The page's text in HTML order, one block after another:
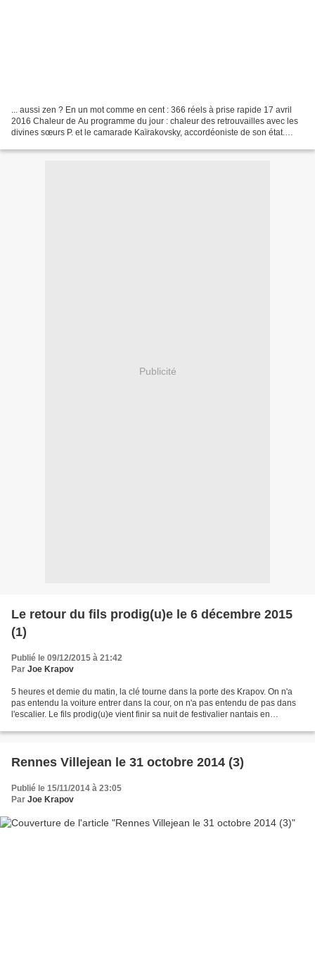
... aussi zen ? En un mot comme en cent : 366 réels à prise rapide 17 avril
2016 Chaleur de Au programme du jour : chaleur des retrouvailles avec les
divines sœurs P. et le camarade Kaïrakovsky, accordéoniste de son état.
Publicité
Le retour du fils prodig(u)e le 6 décembre 2015
(1)
Publié le 09/12/2015 à 21:42
Par Joe Krapov
5 heures et demie du matin, la clé tourne dans la porte des Krapov. On n'a
pas entendu la voiture entrer dans la cour, on n'a pas entendu de pas dans
l'escalier. Le fils prodig(u)e vient finir sa nuit de festivalier nantais en
Rennes Villejean le 31 octobre 2014 (3)
Publié le 15/11/2014 à 23:05
Par Joe Krapov